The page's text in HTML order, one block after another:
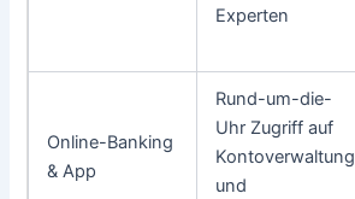
Experten
Online-Banking
& App
Rund-um-die-
Uhr Zugriff auf
Kontoverwaltung
und